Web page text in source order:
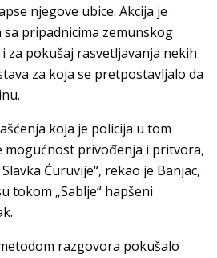
njegove ubice. Akcija je
pripadnicima zemunskog
za pokušaj rasvetljavanja nekih
za koja se pretpostavljalo da
koja je policija u tom
mogućnost privođenja i pritvora,
Ćuruvije“, rekao je Banjac,
tokom „Sablje“ hapšeni
razgovora pokušalo